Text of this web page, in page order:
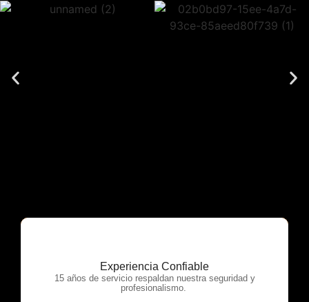
Experiencia Confiable
15 años de servicio respaldan nuestra seguridad y
profesionalismo.
OTP Servicios